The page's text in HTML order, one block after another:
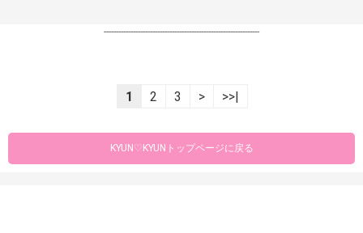
----------------------------------------------------------------
1 2 3 > >>|
KYUN♡KYUNトップページに戻る